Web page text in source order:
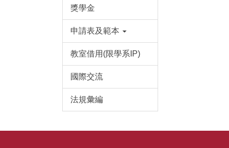
獎學金
申請表及範本
教室借用(限學系IP)
國際交流
法規彙編